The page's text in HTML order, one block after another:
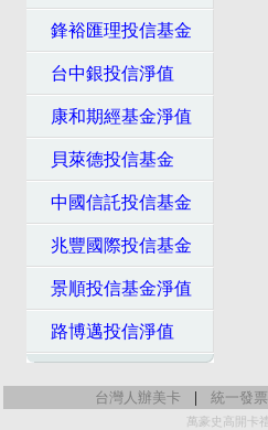
鋒裕匯理投信基金
台中銀投信淨值
康和期經基金淨值
貝萊德投信基金
中國信託投信基金
兆豐國際投信基金
景順投信基金淨值
路博邁投信淨值
台灣人辦美卡 | 統一發票
萬豪史高開卡禮